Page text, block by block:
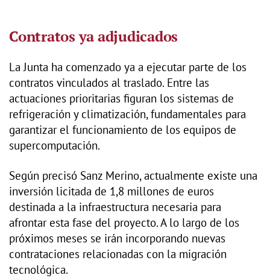
Contratos ya adjudicados
La Junta ha comenzado ya a ejecutar parte de los
contratos vinculados al traslado. Entre las
actuaciones prioritarias figuran los sistemas de
refrigeración y climatización, fundamentales para
garantizar el funcionamiento de los equipos de
supercomputación.
Según precisó Sanz Merino, actualmente existe una
inversión licitada de 1,8 millones de euros
destinada a la infraestructura necesaria para
afrontar esta fase del proyecto. A lo largo de los
próximos meses se irán incorporando nuevas
contrataciones relacionadas con la migración
tecnológica.